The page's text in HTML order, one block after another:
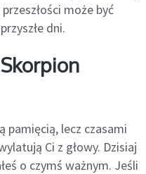
może być
dni.
pamięcią, lecz czasami
Ci z głowy. Dzisiaj
o czymś ważnym. Jeśli